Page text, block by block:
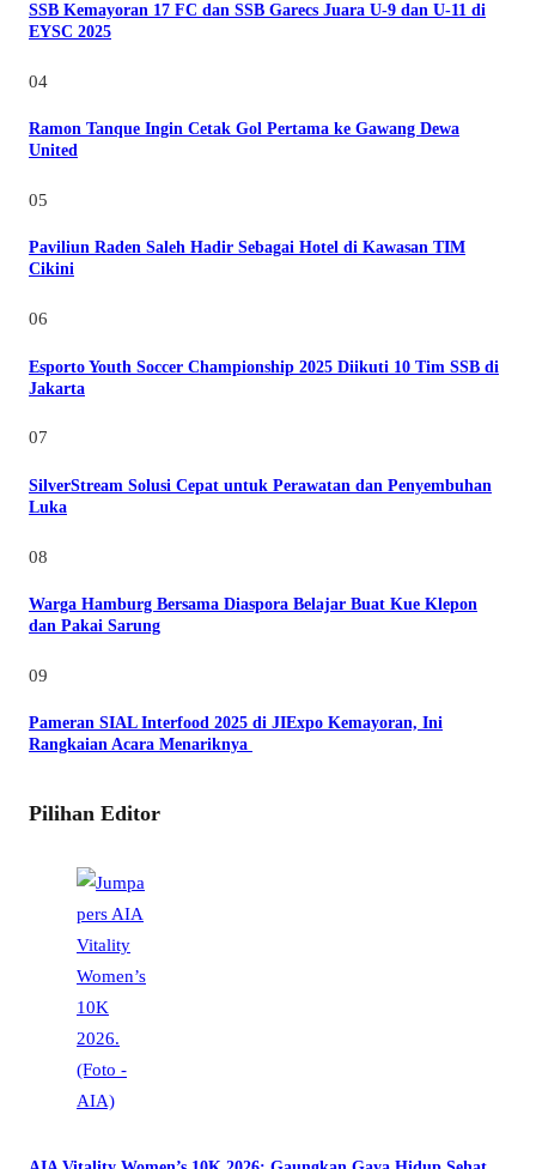
SSB Kemayoran 17 FC dan SSB Garecs Juara U-9 dan U-11 di
EYSC 2025
04
Ramon Tanque Ingin Cetak Gol Pertama ke Gawang Dewa
United
05
Paviliun Raden Saleh Hadir Sebagai Hotel di Kawasan TIM
Cikini
06
Esporto Youth Soccer Championship 2025 Diikuti 10 Tim SSB di
Jakarta
07
SilverStream Solusi Cepat untuk Perawatan dan Penyembuhan
Luka
08
Warga Hamburg Bersama Diaspora Belajar Buat Kue Klepon
dan Pakai Sarung
09
Pameran SIAL Interfood 2025 di JIExpo Kemayoran, Ini
Rangkaian Acara Menariknya
Pilihan Editor